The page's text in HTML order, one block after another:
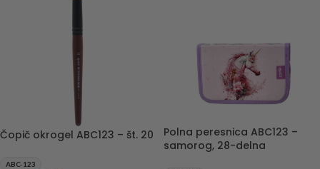
Čopič okrogel ABC123 – št. 20
ABC-123
Polna peresnica ABC123 –
samorog, 28-delna